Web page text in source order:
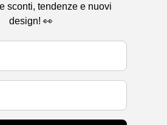
sconti, tendenze e nuovi
design! 👀